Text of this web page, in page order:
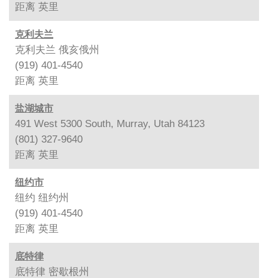
距离 英里
克利夫兰
克利夫兰 俄亥俄州
(919) 401-4540
距离 英里
盐湖城市
491 West 5300 South, Murray, Utah 84123
(801) 327-9640
距离 英里
纽约市
纽约 纽约州
(919) 401-4540
距离 英里
底特律
底特律 密歇根州